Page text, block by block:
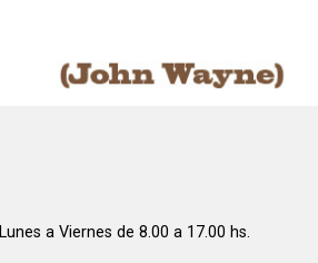
Lunes a Viernes de 8.00 a 17.00 hs.